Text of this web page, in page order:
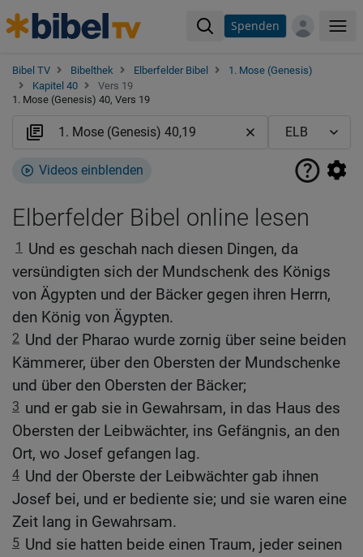
Spenden
Bibel TV Bibelthek Elberfelder Bibel
1. Mose (Genesis)
Kapitel 40
Vers 19
1. Mose (Genesis) 40, Vers 19
Videos einblenden
Elberfelder Bibel online lesen
1 Und es geschah nach diesen Dingen, da
versündigten sich der Mundschenk des Königs
von Ägypten und der Bäcker gegen ihren Herrn,
den König von Ägypten.
2 Und der Pharao wurde zornig über seine beiden
Kämmerer, über den Obersten der Mundschenke
und über den Obersten der Bäcker;
3 und er gab sie in Gewahrsam, in das Haus des
Obersten der Leibwächter, ins Gefängnis, an den
Ort, wo Josef gefangen lag.
4 Und der Oberste der Leibwächter gab ihnen
Josef bei, und er bediente sie; und sie waren eine
Zeit lang in Gewahrsam.
5 Und sie hatten beide einen Traum, jeder seinen